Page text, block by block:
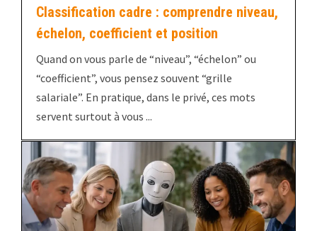
Classification cadre : comprendre niveau,
échelon, coefficient et position
Quand on vous parle de “niveau”, “échelon” ou
“coefficient”, vous pensez souvent “grille
salariale”. En pratique, dans le privé, ces mots
servent surtout à vous ...